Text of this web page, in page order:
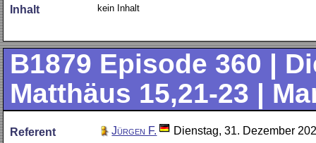
Inhalt
kein Inhalt
B1879 Episode 360 |
Matthäus 15,21-23 |
Referent Jürgen F.
Dienstag, 31. Dezember